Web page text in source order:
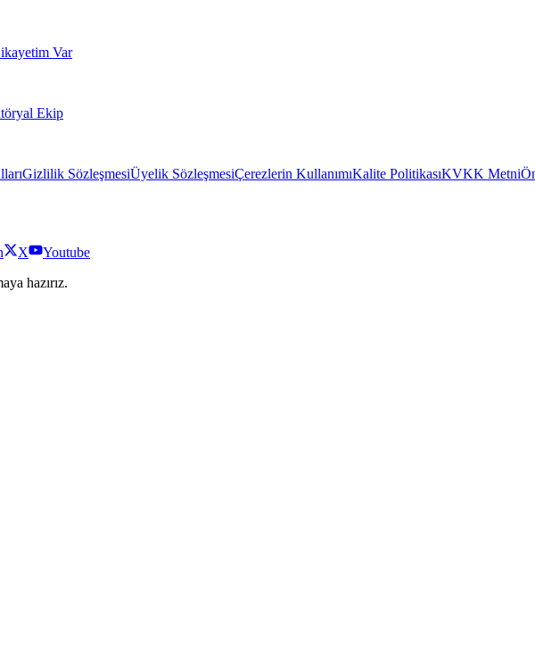
Var
Ekip
Gizlilik SözleşmesiÜyelik SözleşmesiÇerezlerin KullanımıKalite PolitikasıKVKK Metni
X
Youtube
hazırız.